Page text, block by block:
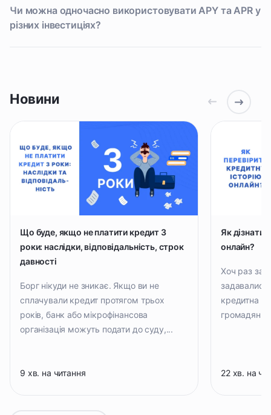
Чи можна одночасно використовувати APY та APR у
різних інвестиціях?
Що буде, якщо не платити кредит 3
роки: наслідки, відповідальність, строк
давності
Борг нікуди не зникає. Якщо ви не
сплачували кредит протягом трьох
років, банк або мікрофінансова
організація можуть подати до суду,...
9 хв. на читання
Як
онлайн?
Хоч раз за
кредитна
22 хв. на
Новини